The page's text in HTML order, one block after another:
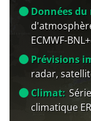
Données du
ECMWF-
Prévisions
radar,
Climat:
climatique